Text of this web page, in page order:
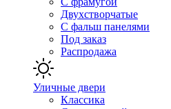
Двухстворчатые
С фальш панелями
Под заказ
Распродажа
Уличные двери
Классика